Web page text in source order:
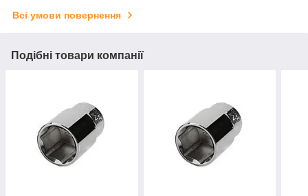
Всі умови повернення
Подібні товари компанії